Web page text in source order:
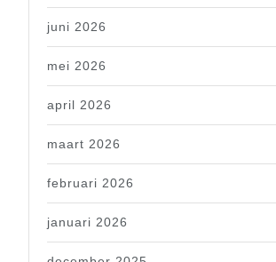
juni 2026
mei 2026
april 2026
maart 2026
februari 2026
januari 2026